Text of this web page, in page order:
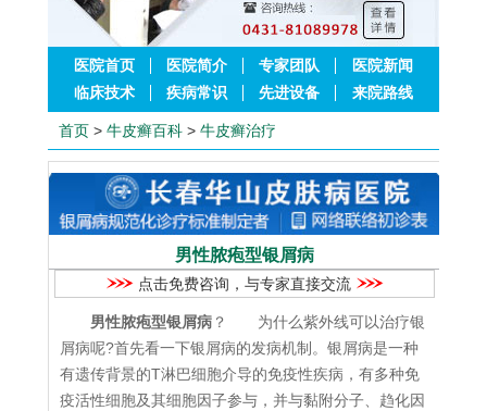
医院首页 医院简介 专家团队
医院新闻
临床技术
疾病常识 先进设备 来院路线
首页 > 牛皮癣百科 > 牛皮癣治疗
男性脓疱型银屑病
点击免费咨询，与专家直接交流
男性脓疱型银屑病 ？ 为什么紫外线可以治疗银
屑病呢?首先看一下银屑病的发病机制。银屑病是一种
有遗传背景的T淋巴细胞介导的免疫性疾病，有多种免
疫活性细胞及其细胞因子参与，并与黏附分子、趋化因